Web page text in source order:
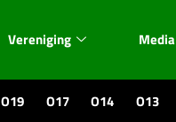
Vereniging Media
O19 O17 O14 O13